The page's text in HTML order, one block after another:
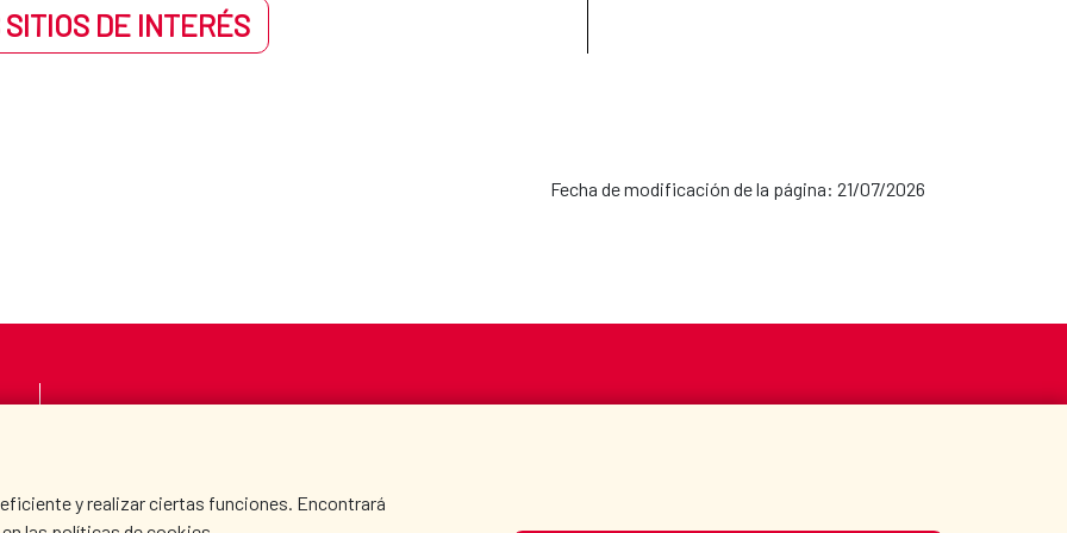
DE INTERÉS
Fecha de modificación de la página: 21/07/2026
eficiente y realizar ciertas funciones. Encontrará
SALA DE PRENSA CULTURA Y CIENCIA